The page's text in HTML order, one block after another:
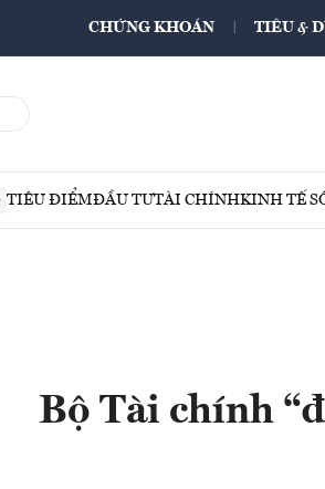
CHỨNG KHOÁN TIÊU &
TIÊU ĐIỂMĐẦU TƯTÀI CHÍNHKINH TẾ
Bộ Tài chính